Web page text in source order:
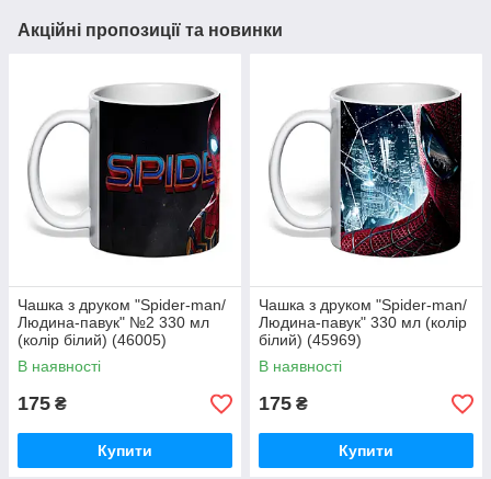
Акційні пропозиції та новинки
Чашка з друком "Spider-man/
Людина-павук" №2 330 мл
(колір білий) (46005)
В наявності
175 ₴
Купити
Чашка з друком "Spider-man/
Людина-павук" 330 мл (колір
білий) (45969)
В наявності
175 ₴
Купити